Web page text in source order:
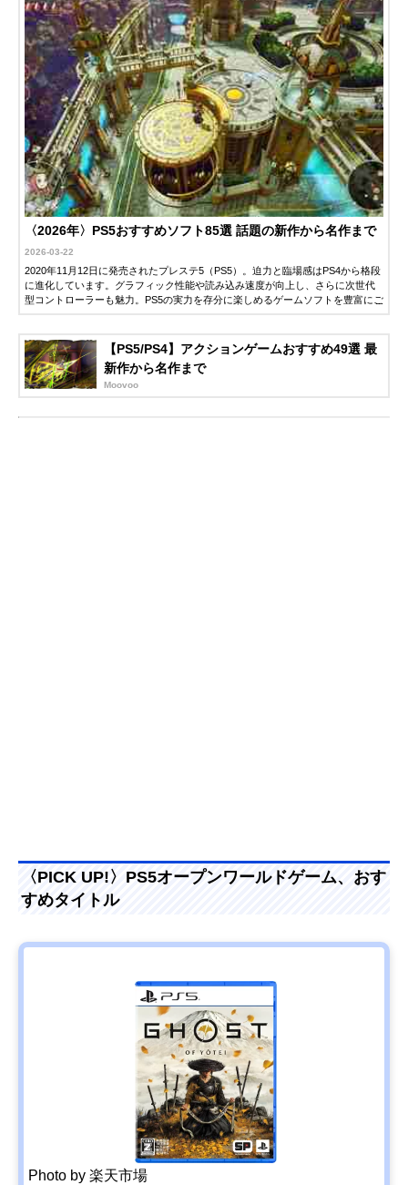
〈2026年〉PS5おすすめソフト85選 話題の新作から名作まで
2026-03-22
2020年11月12日に発売されたプレステ5（PS5）。迫力と臨場感はPS4から格段
に進化しています。グラフィック性能や読み込み速度が向上し、さらに次世代
型コントローラーも魅力。PS5の実力を存分に楽しめるゲームソフトを豊富にご
【PS5/PS4】アクションゲームおすすめ49選 最
新作から名作まで
Moovoo
〈PICK UP!〉PS5オープンワールドゲーム、おす
すめタイトル
Photo by 楽天市場